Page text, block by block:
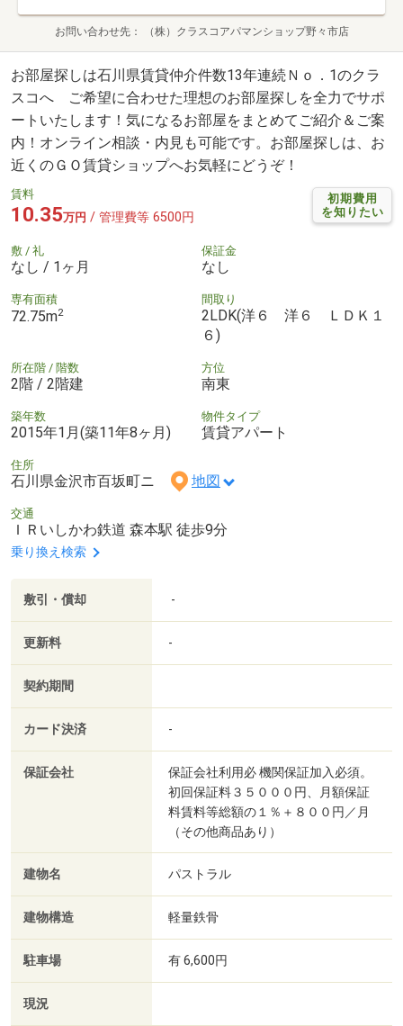
お問い合わせ先 （株）クラスコアパマンショップ野々市店
お部屋探しは石川県賃貸仲介件数13年連続Ｎｏ．1のクラ
スコへ ご希望に合わせた理想のお部屋探しを全力でサポ
ートいたします！気になるお部屋をまとめてご紹介＆ご案
内！オンライン相談・内見も可能です。お部屋探しは、お
近くのＧＯ賃貸ショップへお気軽にどうぞ！
初期費用
を知りたい
賃料
10.35万円 / 管理費等 6500円
敷 / 礼
なし / 1ヶ月
保証金
なし
専有面積
72.75m2
間取り
2LDK(洋６ 洋６ ＬＤＫ１
６)
所在階 / 階数
2階 / 2階建
方位
南東
築年数
2015年1月(築11年8ヶ月)
物件タイプ
賃貸アパート
住所
石川県金沢市百坂町ニ 地図
交通
ＩＲいしかわ鉄道 森本駅 徒歩9分
乗り換え検索
敷引・償却 -
更新料 -
契約期間
カード決済 -
保証会社
保証会社利用必 機関保証加入必須。
初回保証料３５０００円、月額保証
料賃料等総額の１％＋８００円／月
（その他商品あり）
建物名 パストラル
建物構造 軽量鉄骨
駐車場 有 6,600円
現況